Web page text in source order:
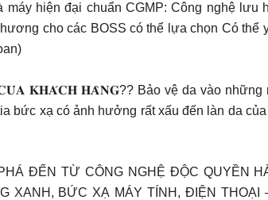
hiện đại chuẩn CGMP: Công nghệ
cho các BOSS có thể lựa chọn Có thể
𝐇𝐀̀𝐍𝐆?? Bảo vệ da vào những
bức xạ có ảnh hưởng rất xấu đến làn da
TỪ CÔNG NGHỆ ĐỘC QUYỀN
BỨC XẠ MÁY TÍNH, ĐIỆN THOẠI